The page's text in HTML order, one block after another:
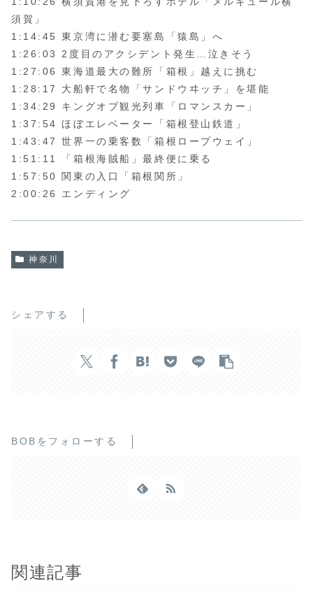
須賀」
1:14:45 東京湾に潜む要塞島「猿島」へ
1:26:03 2度目のアクシデント発生…泣きそう
1:27:06 東海道最大の難所「箱根」越えに挑む
1:28:17 大船軒で名物「サンドウヰッチ」を堪能
1:34:29 キングオブ観光列車「ロマンスカー」
1:37:54 ほぼエレベーター「箱根登山鉄道」
1:43:47 世界一の乗客数「箱根ロープウェイ」
1:51:11 「箱根海賊船」最終便に乗る
1:57:50 関東の入口「箱根関所」
2:00:26 エンディング
神奈川
シェアする
BOBをフォローする
関連記事